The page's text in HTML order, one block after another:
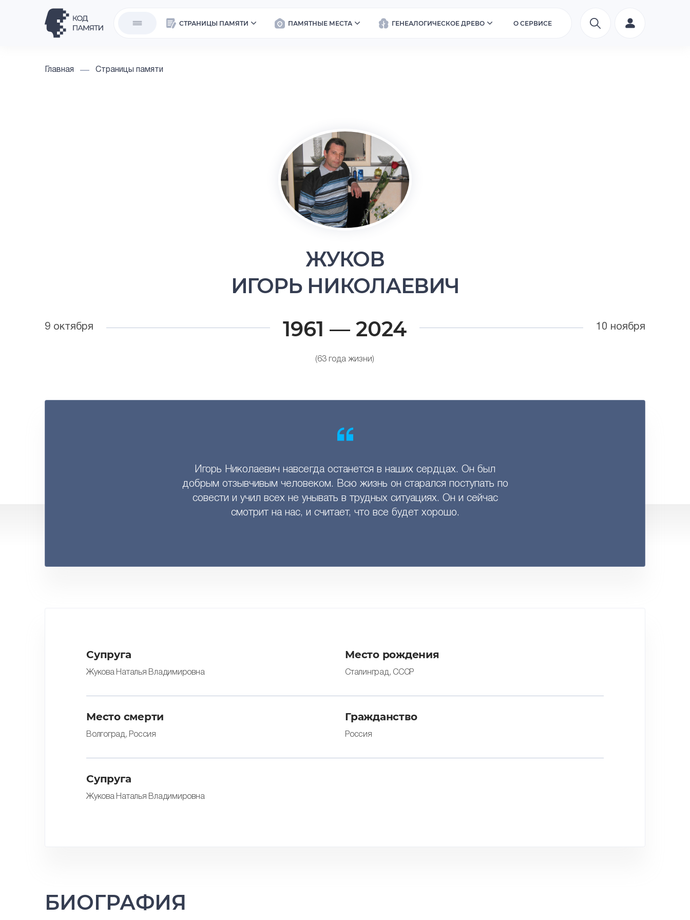
СТРАНИЦЫ ПАМЯТИ ПАМЯТНЫЕ МЕСТА ГЕНЕАЛОГИЧЕСКОЕ ДРЕВО О СЕРВИСЕ
Главная Страницы памяти
ЖУКОВ
ИГОРЬ НИКОЛАЕВИЧ
9 октября 1961 — 2024
(63 года жизни)
10 ноября
Игорь Николаевич навсегда останется в наших сердцах. Он был
добрым отзывчивым человеком. Всю жизнь он старался поступать по
совести и учил всех не унывать в трудных ситуациях. Он и сейчас
смотрит на нас, и считает, что все будет хорошо.
Супруга
Жукова Наталья Владимировна
Место рождения
Сталинград, СССР
Место смерти
Волгоград, Россия
Гражданство
Россия
Супруга
Жукова Наталья Владимировна
БИОГРАФИЯ